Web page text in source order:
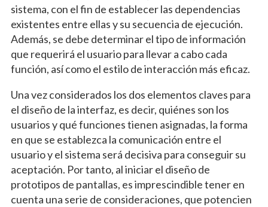
sistema, con el fin de establecer las dependencias
existentes entre ellas y su secuencia de ejecución.
Además, se debe determinar el tipo de información
que requerirá el usuario para llevar a cabo cada
función, así como el estilo de interacción más eficaz.
Una vez considerados los dos elementos claves para
el diseño de la interfaz, es decir, quiénes son los
usuarios y qué funciones tienen asignadas, la forma
en que se establezca la comunicación entre el
usuario y el sistema será decisiva para conseguir su
aceptación. Por tanto, al iniciar el diseño de
prototipos de pantallas, es imprescindible tener en
cuenta una serie de consideraciones, que potencien